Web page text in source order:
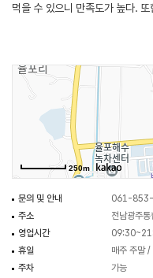
먹을 수 있으니 만족도가 높다.
않기 때문에 조금이라도 절약하
250m
문의 및 안내
061-
주소
전남광주
영업시간
휴일
매주 주말 /
주차
가능